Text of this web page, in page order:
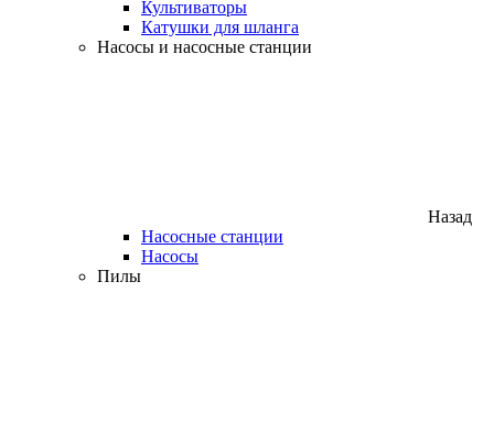
Культиваторы
Катушки для шланга
Насосы и насосные станции
Назад
Насосные станции
Насосы
Пилы